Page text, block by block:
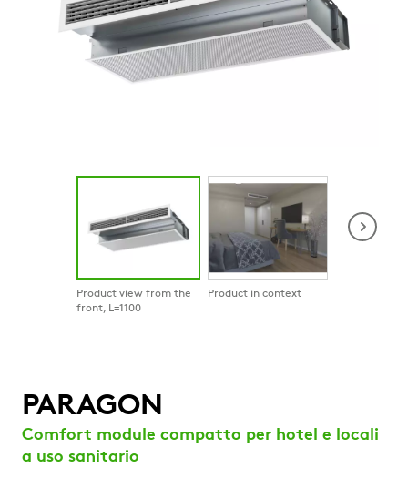
Product view from the
front, L=1100
Product in context
PARAGON
Comfort module compatto per hotel e locali
a uso sanitario